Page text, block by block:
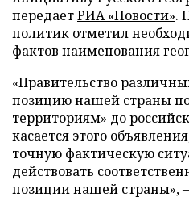
передаетРИА «Новости».
политик отметил
фактов наименования
«Правительство
позицию нашей страны
территориям» до
касается этого
точную фактическую
действовать
позиции нашей страны»,